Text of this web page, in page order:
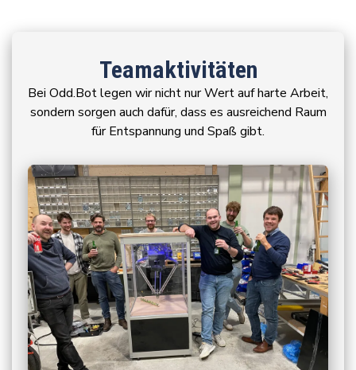
Teamaktivitäten
Bei Odd.Bot legen wir nicht nur Wert auf harte Arbeit,
sondern sorgen auch dafür, dass es ausreichend Raum
für Entspannung und Spaß gibt.